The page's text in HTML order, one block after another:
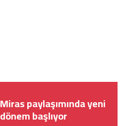
Miras paylaşımında yeni
dönem başlıyor